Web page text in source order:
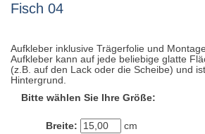
Fisch 04
Aufkleber inklusive Trägerfolie und
Aufkleber kann auf jede beliebige glatte
(z.B. auf den Lack oder die Scheibe) und
Hintergrund.
Bitte wählen Sie Ihre Größe:
Breite: cm